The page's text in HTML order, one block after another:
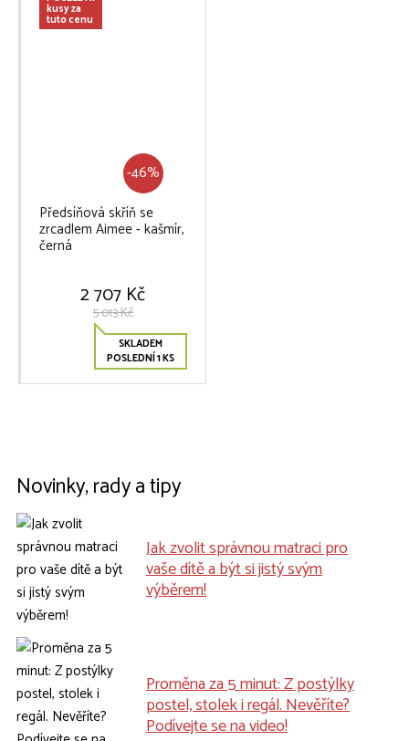
kusy za
tuto cenu
-46%
Předsíňová skříň se
zrcadlem Aimee - kašmír,
černá
2 707 Kč
5 013 Kč
SKLADEM
POSLEDNÍ 1 KS
Novinky, rady a tipy
Jak zvolit správnou matraci pro
vaše dítě a být si jistý svým
výběrem!
Proměna za 5 minut: Z postýlky
postel, stolek i regál. Nevěříte?
Podívejte se na video!